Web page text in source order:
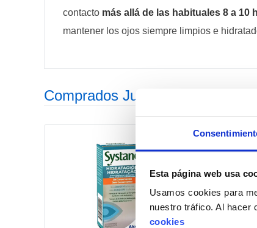
Esta página web usa
Usamos cookies para
nuestro tráfico. Al hacer
cookies
contacto más allá de las habituales 8 a 10
mantener los ojos siempre limpios e
Comprados Juntos Habitualmente
+ Opciones »